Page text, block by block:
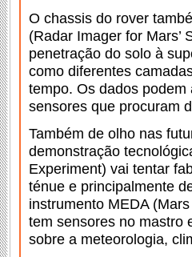
O chassis do rover
(Radar Imager for Mars’
penetração do solo à
como diferentes
tempo. Os dados
sensores que procuram
Também de olho nas
demonstração
Experiment) vai tentar
ténue e principalmente
instrumento MEDA
tem sensores no mastro
sobre a meteorologia,